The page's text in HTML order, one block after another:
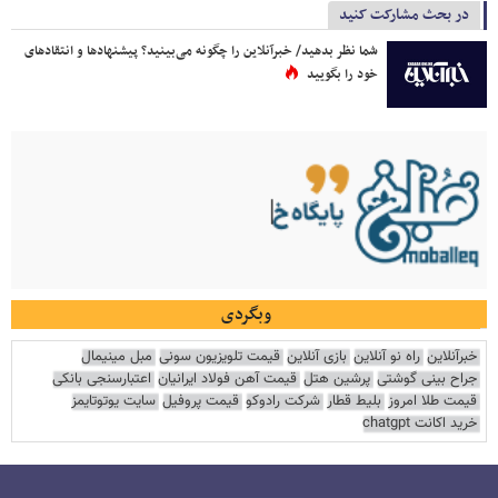
در بحث مشارکت کنید
شما نظر بدهید/ خبرآنلاین را چگونه می‌بینید؟ پیشنهادها و انتقادهای
خود را بگویید
وبگردی
خبرآنلاین راه نو آنلاین بازی آنلاین قیمت تلویزیون سونی مبل مینیمال
جراح بینی گوشتی پرشین هتل قیمت آهن فولاد ایرانیان اعتبارسنجی بانکی
قیمت طلا امروز بلیط قطار شرکت رادوکو قیمت پروفیل سایت یوتوتایمز
خرید اکانت chatgpt